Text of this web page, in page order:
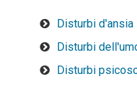
Disturbi d'ansia
Disturbi
Disturbi